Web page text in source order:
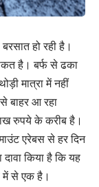
हो रही है।
है। बर्फ से ढका
मात्रा में नहीं
बाहर आ रहा
रुपये के करीब है।
माउंट एरेबस से हर दिन
किया है कि यह
में से एक है।